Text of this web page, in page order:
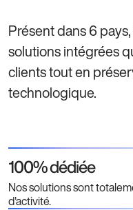
Présent dans 6
solutions intégrées
clients tout en
technologique.
100% dédiée
Nos solutions sont
d'activité.